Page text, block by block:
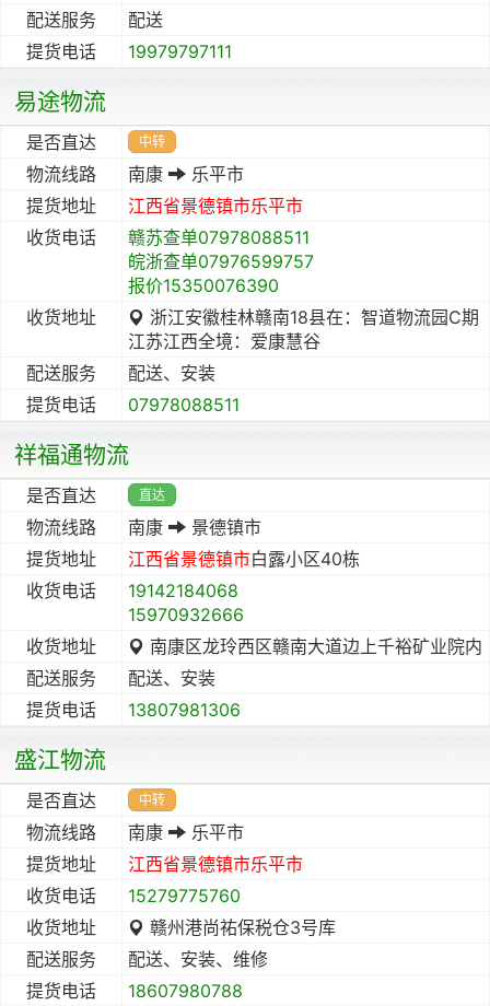
配送服务
配送
提货电话
19979797111
易途物流
是否直达 中转
物流线路 南康
乐平市
提货地址
江西省景德镇市乐平市
收货电话
赣苏查单07978088511
皖浙查单07976599757
报价15350076390
收货地址
浙江安徽桂林赣南18县在：智道物流园C期
江苏江西全境：爱康慧谷
配送服务
配送、安装
提货电话
07978088511
祥福通物流
是否直达 直达
物流线路 南康
景德镇市
提货地址
江西省景德镇市白露小区40栋
收货电话
19142184068
15970932666
收货地址
南康区龙玲西区赣南大道边上千裕矿业院内
配送服务
配送、安装
提货电话
13807981306
盛江物流
是否直达 中转
物流线路 南康
乐平市
提货地址
江西省景德镇市乐平市
收货电话
15279775760
收货地址
赣州港尚祐保税仓3号库
配送服务
配送、安装、维修
提货电话
18607980788